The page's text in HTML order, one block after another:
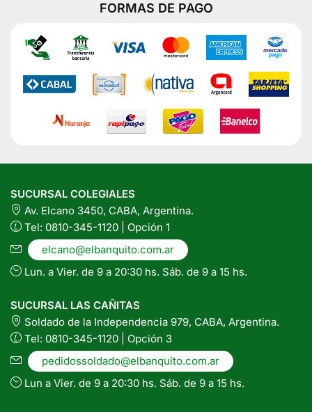
FORMAS DE PAGO
SUCURSAL COLEGIALES
Av. Elcano 3450, CABA, Argentina.
Tel: 0810-345-1120 | Opción 1
elcano@elbanquito.com.ar
Lun. a Vier. de 9 a 20:30 hs. Sáb. de 9 a 15 hs.
SUCURSAL LAS CAÑITAS
Soldado de la Independencia 979, CABA, Argentina.
Tel: 0810-345-1120 | Opción 3
pedidossoldado@elbanquito.com.ar
Lun a Vier. de 9 a 20:30 hs. Sáb. de 9 a 15 hs.